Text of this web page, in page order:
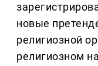
новые
религиозной
религиозном